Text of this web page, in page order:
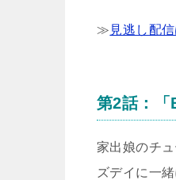
≫ 見逃し配
第2話：「
家出娘のチ
ズデイに一